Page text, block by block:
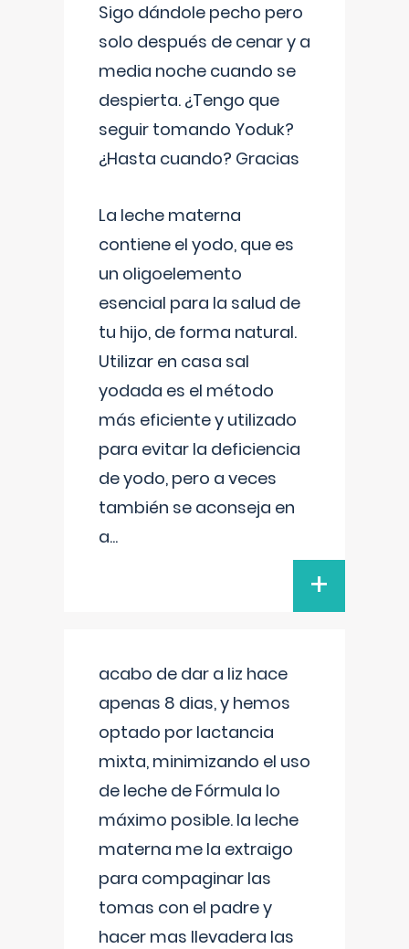
Sigo dándole pecho pero
solo después de cenar y a
media noche cuando se
despierta. ¿Tengo que
seguir tomando Yoduk?
¿Hasta cuando? Gracias
La leche materna
contiene el yodo, que es
un oligoelemento
esencial para la salud de
tu hijo, de forma natural.
Utilizar en casa sal
yodada es el método
más eficiente y utilizado
para evitar la deficiencia
de yodo, pero a veces
también se aconseja en
a...
+
acabo de dar a liz hace
apenas 8 dias, y hemos
optado por lactancia
mixta, minimizando el uso
de leche de Fórmula lo
máximo posible. la leche
materna me la extraigo
para compaginar las
tomas con el padre y
hacer mas llevadera las